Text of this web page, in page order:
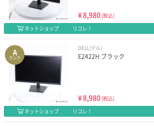
¥8,980 (税込)
ネットショップ
リコレ！
A
ランク
DELL(デル)
E2422H ブラック
¥8,980 (税込)
ネットショップ
リコレ！